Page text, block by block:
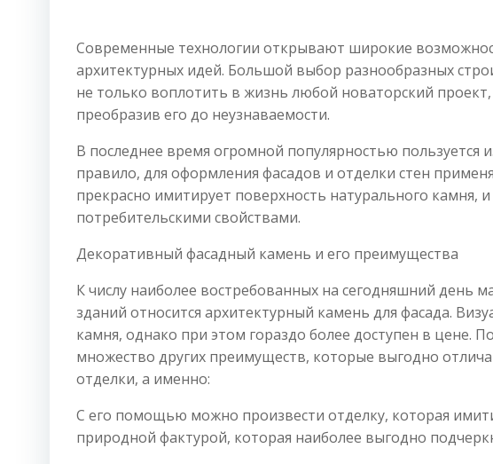
Современные технологии открывают широкие
архитектурных идей. Большой выбор разнообразных
не только воплотить в жизнь любой новаторский
преобразив его до неузнаваемости.
В последнее время огромной популярностью пользуется
правило, для оформления фасадов и отделки стен
прекрасно имитирует поверхность натурального камня,
потребительскими свойствами.
Декоративный фасадный камень и его преимущества
К числу наиболее востребованных на сегодняшний день
зданий относится архитектурный камень для фасада.
камня, однако при этом гораздо более доступен в цене.
множество других преимуществ, которые выгодно
отделки, а именно:
С его помощью можно произвести отделку, которая
природной фактурой, которая наиболее выгодно